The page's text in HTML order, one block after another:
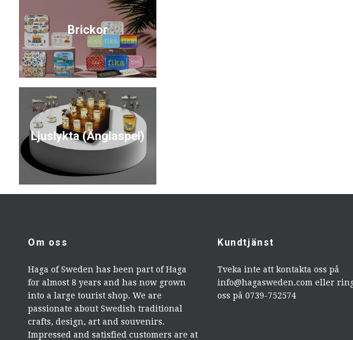
Brickor
Ljuslykta (Änglaspel)
Om oss
Haga of Sweden has been part of Haga
for almost 8 years and has now grown
into a large tourist shop. We are
passionate about Swedish traditional
crafts, design, art and souvenirs.
Impressed and satisfied customers are at
Kundtjänst
Tveka inte att kontakta oss på
info@hagasweden.com eller
oss på 0739-752574